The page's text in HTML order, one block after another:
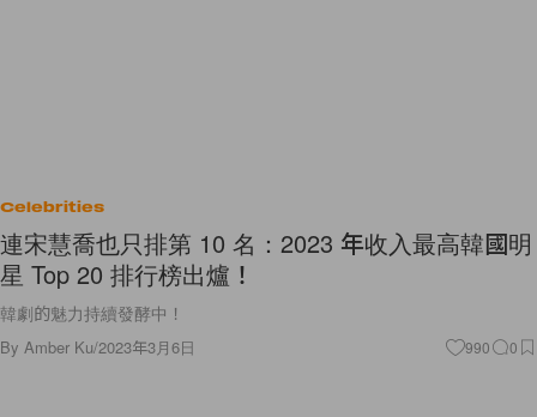
Celebrities
連宋慧喬也只排第 10 名：2023 年收入最高韓國明
星 Top 20 排行榜出爐！
韓劇的魅力持續發酵中！
By Amber Ku/2023年3月6日 990 0